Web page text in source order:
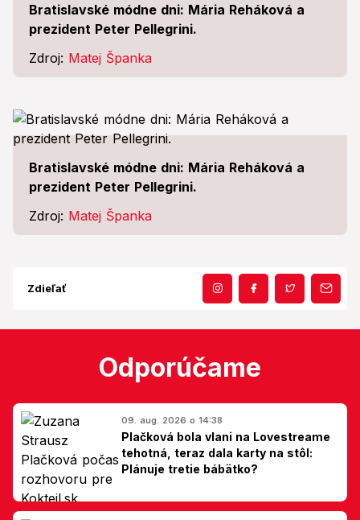
Bratislavské módne dni: Mária Reháková a
prezident Peter Pellegrini.
Zdroj: Matej Španka
Bratislavské módne dni: Mária Reháková a
prezident Peter Pellegrini.
Zdroj: Matej Španka
Zdieľať
Odporúčame
09. aug. 2026 o 14:38
Plačková bola vlani na Lovestreame
tehotná, teraz dala karty na stôl:
Plánuje tretie bábätko?